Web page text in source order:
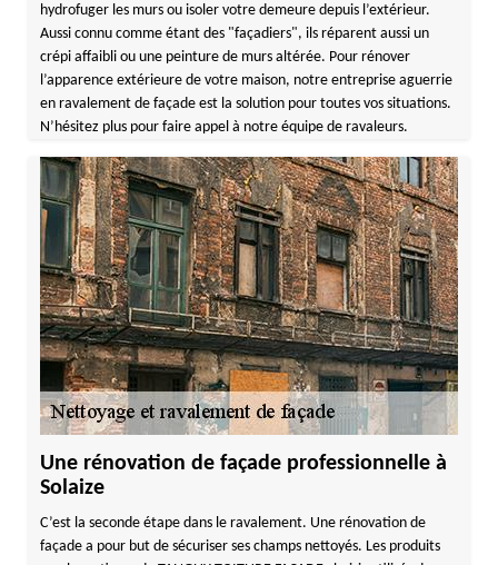
hydrofuger les murs ou isoler votre demeure depuis l’extérieur.
Aussi connu comme étant des "façadiers", ils réparent aussi un
crépi affaibli ou une peinture de murs altérée. Pour rénover
l’apparence extérieure de votre maison, notre entreprise aguerrie
en ravalement de façade est la solution pour toutes vos situations.
N’hésitez plus pour faire appel à notre équipe de ravaleurs.
Une rénovation de façade professionnelle à
Solaize
C’est la seconde étape dans le ravalement. Une rénovation de
façade a pour but de sécuriser ses champs nettoyés. Les produits